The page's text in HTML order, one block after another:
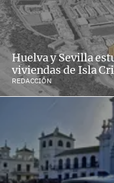
Huelva y Sevilla
viviendas de Isla
REDACCIÓN